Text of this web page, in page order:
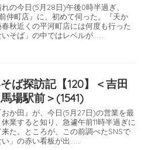
の今日(5月28日)午後0時半過ぎ、
仲町店』に、初めて伺った。『天か
秋近くの平河町店には何度も行った
そば」の中ではレベルが……
ば探訪記【120】＜吉田
場駅前＞(1541)
か田』が、今日(5月27日)の営業を最
業すると知り、急遽午前11時半過ぎに
た。ところが、この前調べたSNSで
」の赤い看板が出……